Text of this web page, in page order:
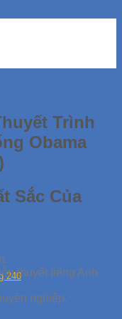
240
Trình
Obama
Sắc Của
thuyết tiếng Anh
nghiệp.